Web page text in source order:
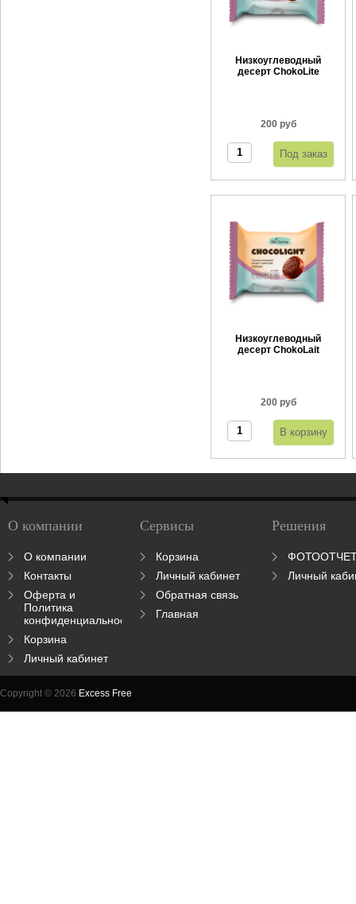
Низкоуглеводный
десерт ChokoLite
200 руб
Низкоуглеводный
десерт ChokoLait
200 руб
О компании
О компании
Контакты
Оферта и
Политика
конфиденциальности
Корзина
Личный кабинет
Сервисы
Корзина
Личный кабинет
Обратная связь
Главная
Решения
Личный
Copyright © 2026 Excess Free